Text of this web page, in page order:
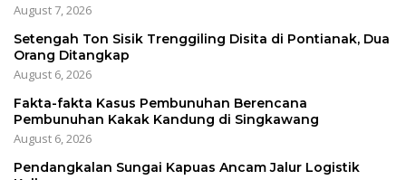
August 7, 2026
Setengah Ton Sisik Trenggiling Disita di Pontianak, Dua
Orang Ditangkap
August 6, 2026
Fakta-fakta Kasus Pembunuhan Berencana
Pembunuhan Kakak Kandung di Singkawang
August 6, 2026
Pendangkalan Sungai Kapuas Ancam Jalur Logistik